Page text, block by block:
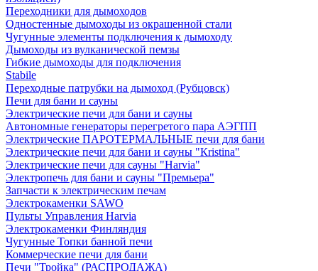
Переходники для дымоходов
Одностенные дымоходы из окрашенной стали
Чугунные элементы подключения к дымоходу
Дымоходы из вулканической пемзы
Гибкие дымоходы для подключения
Stabile
Переходные патрубки на дымоход (Рубцовск)
Печи для бани и сауны
Электрические печи для бани и сауны
Автономные генераторы перегретого пара АЭГПП
Электрические ПАРОТЕРМАЛЬНЫЕ печи для бани
Электрические печи для бани и сауны "Кristina"
Электрические печи для сауны "Harvia"
Электропечь для бани и сауны "Премьера"
Запчасти к электрическим печам
Электрокаменки SAWO
Пульты Управления Harvia
Электрокаменки Финляндия
Чугунные Топки банной печи
Коммерческие печи для бани
Печи "Тройка" (РАСПРОДАЖА)